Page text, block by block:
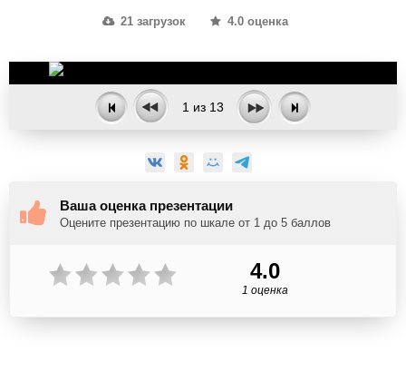
21 загрузок 4.0 оценка
1 из 13
Ваша оценка презентации
Оцените презентацию по шкале от 1 до 5 баллов
4.0
1 оценка